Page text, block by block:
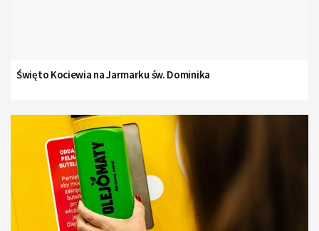
Święto Kociewia na Jarmarku św. Dominika